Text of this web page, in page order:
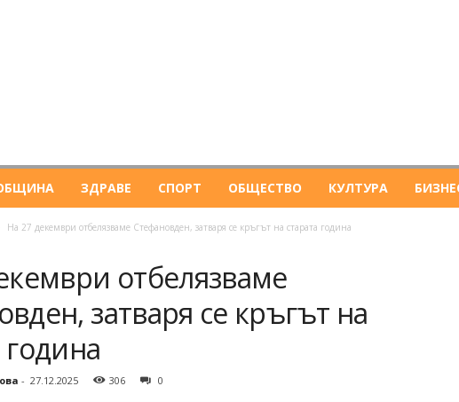
ЗДРАВЕ СПОРТ ОБЩЕСТВО КУЛТУРА
На 27 декември отбелязваме Стефановден, затваря се кръгът на старата година
отбелязваме
затваря се кръгът на
година
- 27.12.2025 306 0